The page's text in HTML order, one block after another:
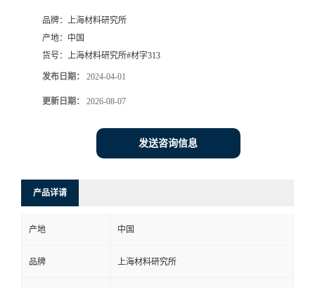
品牌： 上海材料研究所
产地： 中国
货号： 上海材料研究所#材字313
发布日期： 2024-04-01
更新日期： 2026-08-07
发送咨询信息
产品详请
产地 中国
品牌 上海材料研究所